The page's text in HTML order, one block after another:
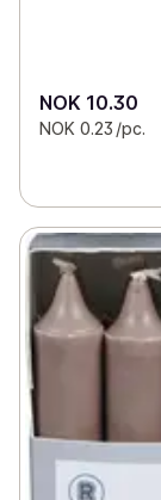
NOK 10.30
NOK 0.23 /pc.